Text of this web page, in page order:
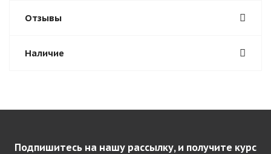
Отзывы
Наличие
Подпишитесь на нашу рассылку, и получите курс